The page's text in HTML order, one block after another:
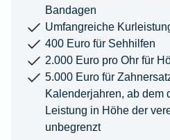
Bandagen
Umfangreiche
400 Euro für Sehhilfen
2.000 Euro pro Ohr für
5.000 Euro für
Kalenderjahren, ab dem
Leistung in Höhe der
unbegrenzt